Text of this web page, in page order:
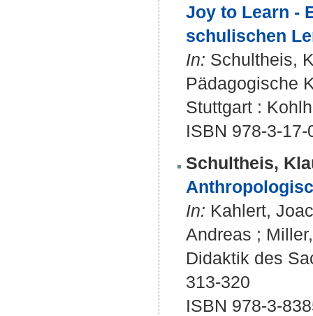
Joy to Learn -
schulischen
In: Schultheis,
Pädagogische
Stuttgart :
ISBN 978-3-
Schultheis,
In: Kahlert,
Andreas ;
Didaktik des
313-320
ISBN 978-3-